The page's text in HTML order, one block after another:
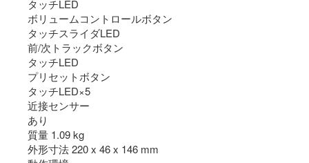
タッチLED
ボリュームコントロールボタン
タッチスライダLED
前/次トラックボタン
タッチLED
プリセットボタン
タッチLED×5
近接センサー
あり
質量 1.09 kg
外形寸法 220 x 46 x 146 mm